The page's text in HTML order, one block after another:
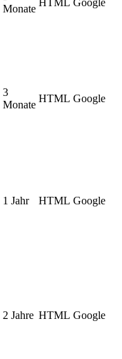
Monate
3
Monate
HTML Google
1 Jahr HTML Google
2 Jahre HTML Google